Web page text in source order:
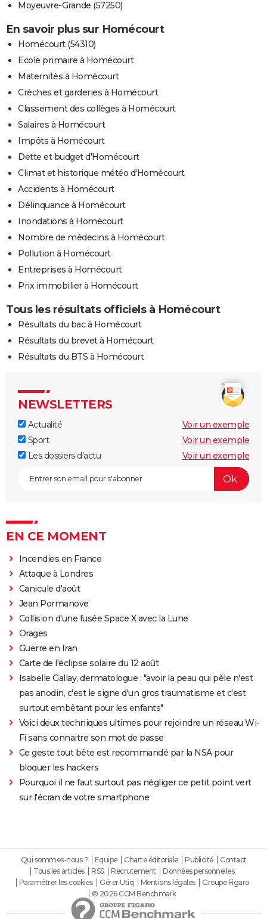
Moyeuvre-Grande (57250)
En savoir plus sur Homécourt
Homécourt (54310)
Ecole primaire à Homécourt
Maternités à Homécourt
Crèches et garderies à Homécourt
Classement des collèges à Homécourt
Salaires à Homécourt
Impôts à Homécourt
Dette et budget d'Homécourt
Climat et historique météo d'Homécourt
Accidents à Homécourt
Délinquance à Homécourt
Inondations à Homécourt
Nombre de médecins à Homécourt
Pollution à Homécourt
Entreprises à Homécourt
Prix immobilier à Homécourt
Tous les résultats officiels à Homécourt
Résultats du bac à Homécourt
Résultats du brevet à Homécourt
Résultats du BTS à Homécourt
NEWSLETTERS
Actualité
Voir un exemple
Sport
Voir un exemple
Les dossiers d'actu
Voir un exemple
EN CE MOMENT
Incendies en France
Attaque à Londres
Canicule d'août
Jean Pormanove
Collision d'une fusée Space X avec la Lune
Orages
Guerre en Iran
Carte de l'éclipse solaire du 12 août
Isabelle Gallay, dermatologue : "avoir la peau qui pèle n'est
pas anodin, c'est le signe d'un gros traumatisme et c'est
surtout embêtant pour les enfants"
Voici deux techniques ultimes pour rejoindre un réseau Wi-
Fi sans connaitre son mot de passe
Ce geste tout bête est recommandé par la NSA pour
bloquer les hackers
Pourquoi il ne faut surtout pas négliger ce petit point vert
sur l'écran de votre smartphone
Qui sommes-nous ? Equipe Charte éditoriale Publicité
Contact
Tous les articles
RSS Recrutement
Données personnelles
Paramétrer les cookies
Gérer Utiq Mentions légales
Groupe Figaro
© 2026 CCM Benchmark